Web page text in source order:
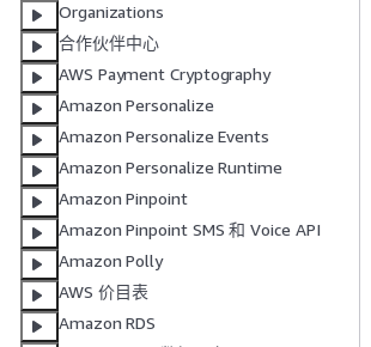
Organizations
合作伙伴中心
AWS Payment Cryptography
Amazon Personalize
Amazon Personalize Events
Amazon Personalize Runtime
Amazon Pinpoint
Amazon Pinpoint SMS 和 Voice API
Amazon Polly
AWS 价目表
Amazon RDS